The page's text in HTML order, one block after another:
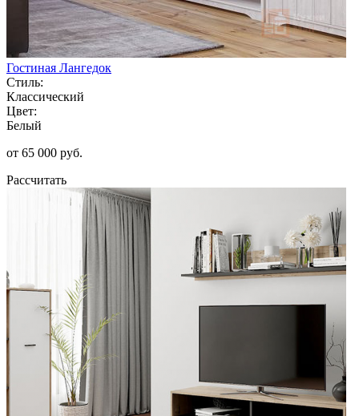
Гостиная Лангедок
Стиль:
Классический
Цвет:
Белый
от 65 000 руб.
Рассчитать